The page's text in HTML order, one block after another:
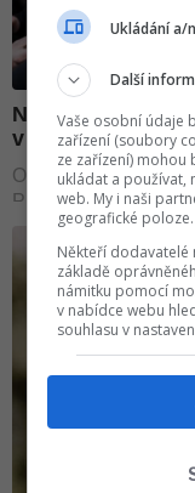
Ukládání a/
Další
Vaše osobní údaje
zařízení (soubory
ze zařízení) mohou
ukládat a používat,
web. My i naši
geografické poloze.
Někteří dodavatelé
základě
námitku pomocí
v nabídce webu
souhlasu v